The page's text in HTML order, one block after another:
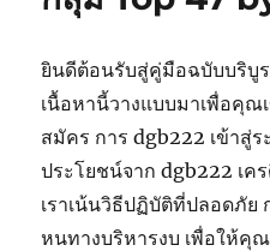
ยินดีต้อนรับสู่คู่มือฉบับบริบู
เนื้อหานี้วางแบบมาเพื่อคุณ
สมัคร การ dgb222 เข้าสู่
ประโยชน์จาก dgb222 เค
เราเน้นวิธีปฏิบัติที่ปลอดภัย
หนทางบริหารงบ เพื่อให้คุ